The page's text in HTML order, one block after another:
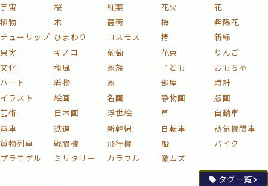
宇宙
桜 紅葉 花火
花
植物
木 薔薇 梅
紫陽花
チューリップ ひまわり コスモス 椿
新緑
果実
キノコ 葡萄 花束
りんご
文化
和風 家族 子ども
おもちゃ
ハート
着物 家 部屋
時計
イラスト
絵画 名画 静物画
版画
芸術
日本画 浮世絵 車
自動車
電車
鉄道 新幹線 自転車
蒸気機関車
貨物列車
戦闘機 飛行機 船
バイク
プラモデル
ミリタリー カラフル 激ムズ
タグ一覧